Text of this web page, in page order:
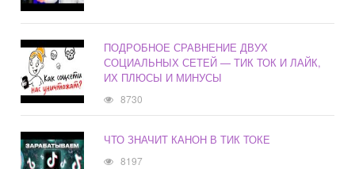
ПОДРОБНОЕ СРАВНЕНИЕ ДВУХ
СОЦИАЛЬНЫХ СЕТЕЙ — ТИК ТОК И ЛАЙК,
ИХ ПЛЮСЫ И МИНУСЫ
8730
ЧТО ЗНАЧИТ КАНОН В ТИК ТОКЕ
8197